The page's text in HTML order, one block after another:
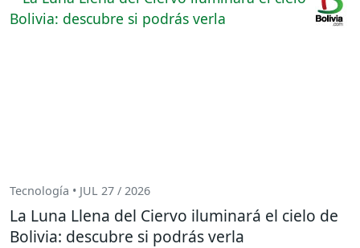
Tecnología • JUL 27 / 2026
La Luna Llena del Ciervo iluminará el cielo de
Bolivia: descubre si podrás verla